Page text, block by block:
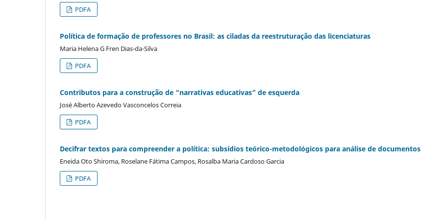
PDFA
Política de formação de professores no Brasil: as ciladas da reestruturação das licenciaturas
Maria Helena G Fren Dias-da-Silva
PDFA
Contributos para a construção de “narrativas educativas” de esquerda
José Alberto Azevedo Vasconcelos Correia
PDFA
Decifrar textos para compreender a política: subsídios teórico-metodológicos para análise de documentos
Eneida Oto Shiroma, Roselane Fátima Campos, Rosalba Maria Cardoso Garcia
PDFA